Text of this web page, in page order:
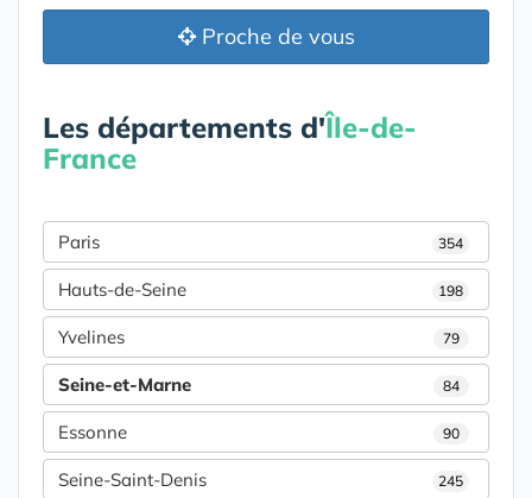
Proche de vous
Les départements d'Île-de-
France
Paris 354
Hauts-de-Seine 198
Yvelines 79
Seine-et-Marne 84
Essonne 90
Seine-Saint-Denis 245